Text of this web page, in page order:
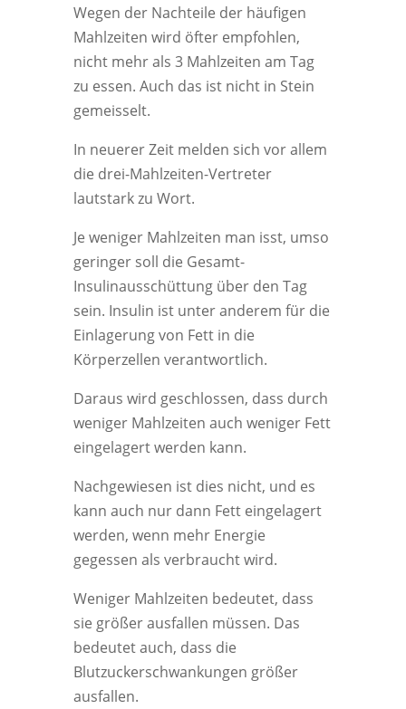
Wegen der Nachteile der häufigen
Mahlzeiten wird öfter empfohlen,
nicht mehr als 3 Mahlzeiten am Tag
zu essen. Auch das ist nicht in Stein
gemeisselt.
In neuerer Zeit melden sich vor allem
die drei-Mahlzeiten-Vertreter
lautstark zu Wort.
Je weniger Mahlzeiten man isst, umso
geringer soll die Gesamt-
Insulinausschüttung über den Tag
sein. Insulin ist unter anderem für die
Einlagerung von Fett in die
Körperzellen verantwortlich.
Daraus wird geschlossen, dass durch
weniger Mahlzeiten auch weniger Fett
eingelagert werden kann.
Nachgewiesen ist dies nicht, und es
kann auch nur dann Fett eingelagert
werden, wenn mehr Energie
gegessen als verbraucht wird.
Weniger Mahlzeiten bedeutet, dass
sie größer ausfallen müssen. Das
bedeutet auch, dass die
Blutzuckerschwankungen größer
ausfallen.